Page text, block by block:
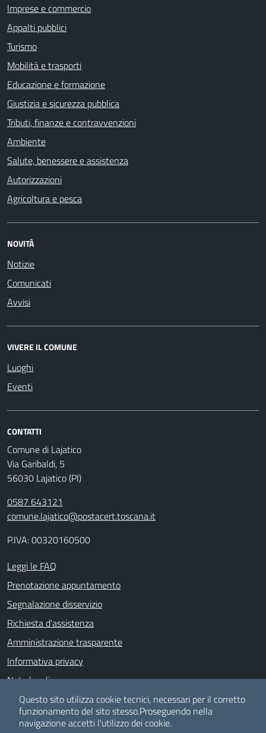
Imprese e commercio
Appalti pubblici
Turismo
Mobilità e trasporti
Educazione e formazione
Giustizia e sicurezza pubblica
Tributi, finanze e contravvenzioni
Ambiente
Salute, benessere e assistenza
Autorizzazioni
Agricoltura e pesca
NOVITÀ
Notizie
Comunicati
Avvisi
VIVERE IL COMUNE
Luoghi
Eventi
CONTATTI
Comune di Lajatico
Via Garibaldi, 5
56030 Lajatico (PI)
0587 643121
comune.lajatico@postacert.toscana.it
P.IVA: 00320160500
Leggi le FAQ
Prenotazione appuntamento
Segnalazione disservizio
Richiesta d'assistenza
Amministrazione trasparente
Informativa privacy
Note legali
Dichiarazione di accessibilità
Albo pretorio
Questo sito utilizza cookie tecnici, necessari per il corretto
funzionamento del sito stesso.Proseguendo nella
navigazione accetti l'utilizzo dei cookie.